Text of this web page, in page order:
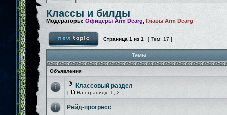
Классы и билды
Модераторы: Офицеры Arm Dearg, Главы Arm Dearg
Страница 1 из 1 [ Тем: 17 ]
Темы
Объявления
Классовый раздел
[ На страницу: 1 2 ]
Рейд-прогресс